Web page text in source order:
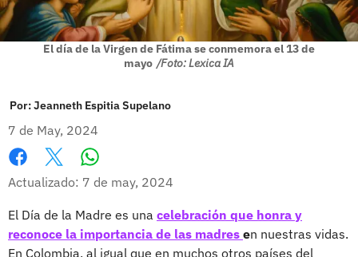
El día de la Virgen de Fátima se conmemora el 13 de
mayo /Foto: Lexica IA
Por:Jeanneth Espitia Supelano
7 de May, 2024
Facebook
X
Actualizado: 7 de may, 2024
El Día de la Madre es una celebración que honra y
reconoce la importancia de las madres en nuestras vidas.
En Colombia, al igual que en muchos otros países del